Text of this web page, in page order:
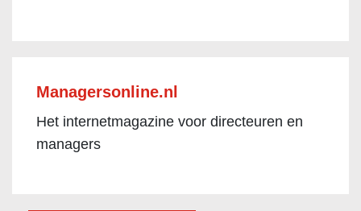
Managersonline.nl
Het internetmagazine voor directeuren en
managers